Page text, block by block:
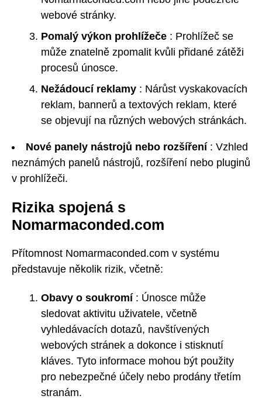
webové stránky.
Pomalý výkon prohlížeče : Prohlížeč se
může znatelně zpomalit kvůli přidané zátěži
procesů únosce.
Nežádoucí reklamy : Nárůst vyskakovacích
reklam, bannerů a textových reklam, které
se objevují na různých webových stránkách.
Nové panely nástrojů nebo rozšíření: Vzhled
neznámých panelů nástrojů, rozšíření nebo pluginů
v prohlížeči.
Rizika spojená s
Nomarmaconded.com
Přítomnost Nomarmaconded.com v systému
představuje několik rizik, včetně:
Obavy o soukromí: Únosce může
sledovat aktivitu uživatele, včetně
vyhledávacích dotazů, navštívených
webových stránek a dokonce i stisknutí
kláves. Tyto informace mohou být použity
pro nebezpečné účely nebo prodány třetím
stranám.